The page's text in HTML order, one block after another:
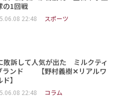
の1回戦
22:48 スポーツ
敗訴して人気が出た ミルクティ
ランド 【野村義樹✕リアルワ
】
22:48 コラム